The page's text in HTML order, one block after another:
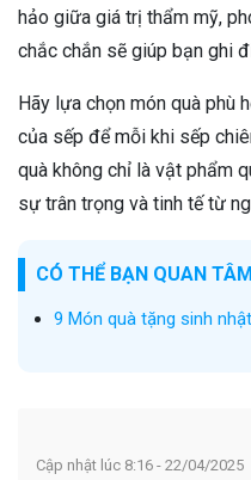
hảo giữa giá trị thẩm mỹ,
chắc chắn sẽ giúp bạn ghi
Hãy lựa chọn món quà phù
của sếp để mỗi khi sếp
quà không chỉ là vật phẩm
sự trân trọng và tinh tế từ
CÓ THỂ BẠN QUAN
9 Món quà tặng sinh
Cập nhật lúc 8:16 - 22/04/2025